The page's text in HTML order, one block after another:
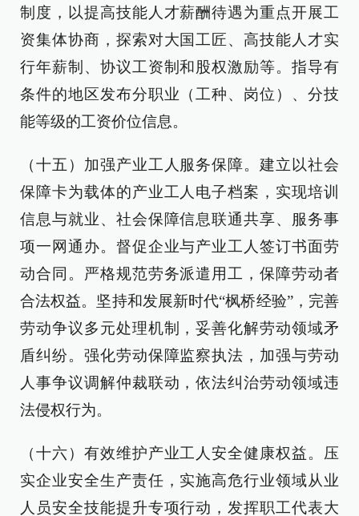
制度，以提高技能人才薪酬待遇为重点开展工
资集体协商，探索对大国工匠、高技能人才实
行年薪制、协议工资制和股权激励等。指导有
条件的地区发布分职业（工种、岗位）、分技
能等级的工资价位信息。
（十五）加强产业工人服务保障。建立以社会
保障卡为载体的产业工人电子档案，实现培训
信息与就业、社会保障信息联通共享、服务事
项一网通办。督促企业与产业工人签订书面劳
动合同。严格规范劳务派遣用工，保障劳动者
合法权益。坚持和发展新时代“枫桥经验”，完善
劳动争议多元处理机制，妥善化解劳动领域矛
盾纠纷。强化劳动保障监察执法，加强与劳动
人事争议调解仲裁联动，依法纠治劳动领域违
法侵权行为。
（十六）有效维护产业工人安全健康权益。压
实企业安全生产责任，实施高危行业领域从业
人员安全技能提升专项行动，发挥职工代表大